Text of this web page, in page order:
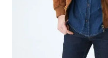
Compra rápida
AGREGAR AL CARRITO
XXL